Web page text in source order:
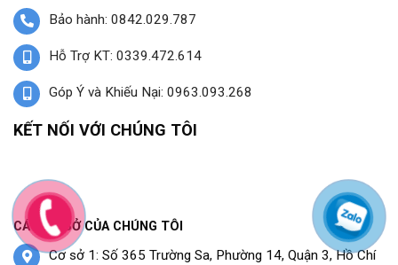
Bảo hành: 0842.029.787
Hỗ Trợ KT: 0339.472.614
Góp Ý và Khiếu Nại: 0963.093.268
KẾT NỐI VỚI CHÚNG TÔI
CÁC CƠ SỞ CỦA CHÚNG TÔI
Cơ sở 1: Số 365 Trường Sa, Phường 14, Quận 3, Hồ Chí